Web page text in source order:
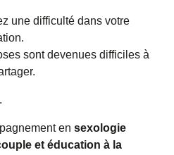
une difficulté dans votre
sont devenues difficiles à
en sexologie
et éducation à la